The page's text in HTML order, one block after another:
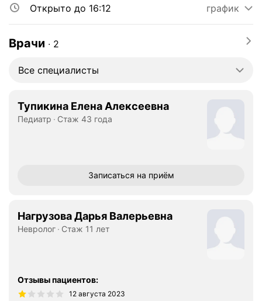
Открыто до 16:12 график
Врачи ∙ 2
Все специалисты
Тупикина Елена Алексеевна
Педиатр Стаж 43 года
Записаться на приём
Нагрузова Дарья Валерьевна
Невролог Стаж 11 лет
Отзывы пациентов:
12 августа 2023